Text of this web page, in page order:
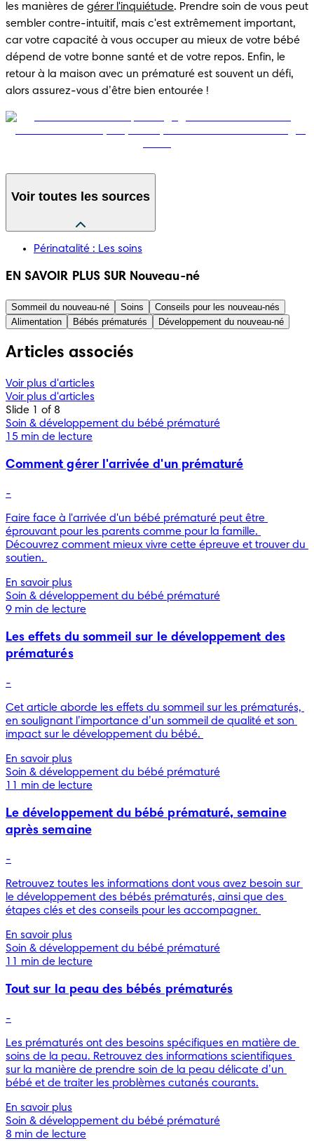
les manières de gérer l'inquiétude. Prendre soin de vous peut
sembler contre-intuitif, mais c'est extrêmement important,
car votre capacité à vous occuper au mieux de votre bébé
dépend de votre bonne santé et de votre repos. Enfin, le
retour à la maison avec un prématuré est souvent un défi,
alors assurez-vous d’être bien entourée !
Voir toutes les sources
Périnatalité : Les soins
EN SAVOIR PLUS SUR Nouveau-né
Sommeil du nouveau-né Soins
Conseils pour les nouveau-nés
Alimentation
Bébés prématurés Développement du nouveau-né
Articles associés
Voir plus d'articles
Voir plus d'articles
Slide 1 of 8
Soin & développement du bébé prématuré
15 min de lecture
Comment gérer l'arrivée d'un prématuré
-
Faire face à l'arrivée d'un bébé prématuré peut être
éprouvant pour les parents comme pour la famille.
Découvrez comment mieux vivre cette épreuve et trouver du
soutien.
En savoir plus
Soin & développement du bébé prématuré
9 min de lecture
Les effets du sommeil sur le développement des
prématurés
-
Cet article aborde les effets du sommeil sur les prématurés,
en soulignant l’importance d’un sommeil de qualité et son
impact sur le développement du bébé.
En savoir plus
Soin & développement du bébé prématuré
11 min de lecture
Le développement du bébé prématuré, semaine
après semaine
-
Retrouvez toutes les informations dont vous avez besoin sur
le développement des bébés prématurés, ainsi que des
étapes clés et des conseils pour les accompagner.
En savoir plus
Soin & développement du bébé prématuré
11 min de lecture
Tout sur la peau des bébés prématurés
-
Les prématurés ont des besoins spécifiques en matière de
soins de la peau. Retrouvez des informations scientifiques
sur la manière de prendre soin de la peau délicate d’un
bébé et de traiter les problèmes cutanés courants.
En savoir plus
Soin & développement du bébé prématuré
8 min de lecture